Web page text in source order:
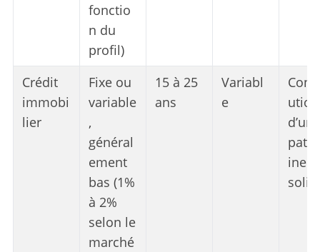
fonctio
n du
profil)
Crédit
immobi
lier
Fixe ou
variable
,
général
ement
bas (1%
à 2%
selon le
marché
15 à 25
ans
Variabl
e
ution
d’un
ine